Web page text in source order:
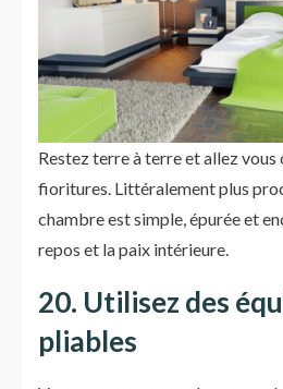
Restez terre à terre et allez vous
fioritures. Littéralement plus
chambre est simple, épurée et
repos et la paix intérieure.
20. Utilisez des
pliables